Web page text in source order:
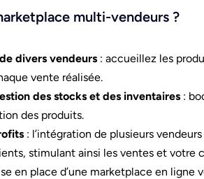
multi-vendeurs ?
divers vendeurs : accueillez les
vente réalisée.
des stocks et des inventaires :
des produits.
: l’intégration de plusieurs
stimulant ainsi les ventes et votre
en place d’une marketplace en